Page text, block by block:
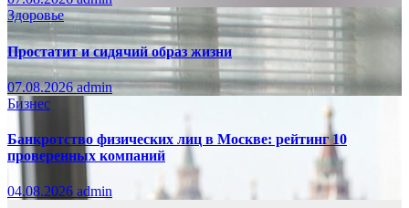
Здоровье
Простатит и сидячий образ жизни
07.08.2026admin
Бизнес
Банкротство физических лиц в Москве: рейтинг 10
проверенных компаний
04.08.2026 admin